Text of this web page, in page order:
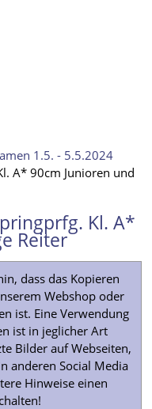
1.5. - 5.5.2024
A* 90cm Junioren und
Kl. A*
Reiter
dass das Kopieren
Webshop oder
ist. Eine Verwendung
ist in jeglicher Art
Bilder auf Webseiten,
anderen Social Media
Hinweise einen